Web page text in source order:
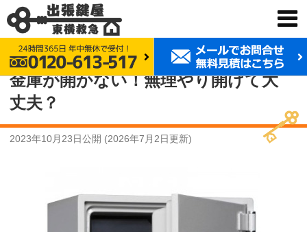
鍵交換 東横救急 事例紹介 金庫が開かない！無理やり開けて大丈夫？
金庫が開かない！無理やり開けて大
丈夫？
2023年10月23日公開 (2026年7月2日更新)